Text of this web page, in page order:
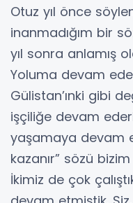
Otuz yıl önce
inanmadığım bir
yıl sonra anlamış
Yoluma devam
Gülistan’ınki gibi
işçiliğe devam
yaşamaya devam
kazanır” sözü
İkimiz de çok